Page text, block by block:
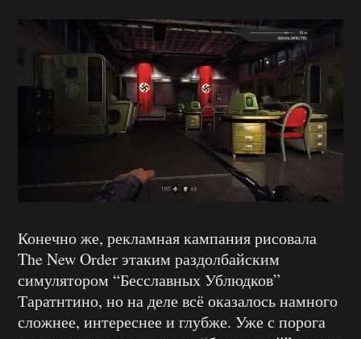
Конечно же, рекламная кампания рисовала
The New Order этаким раздолбайским
симулятором “Бесславных Ублюдков”
Таратнтино, но на деле всё оказалось намного
сложнее, интереснее и глубже. Уже с порога